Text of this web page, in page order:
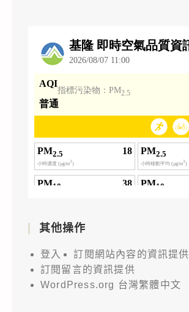
其他操作
登入
訂閱網站內容的資訊提供
訂閱留言的資訊提供
WordPress.org 台灣繁體中文